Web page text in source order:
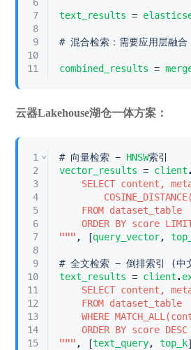
6
7
8
9
10
11
text_results =
# 混合检索：需要应用层融合
combined_results =
云器Lakehouse湖仓一体方案：
1
2
3
4
5
6
7
8
9
10
11
12
13
14
15
⌄ # 向量检索 - HNSW索引
vector_results = client.
SELECT
FROM
ORDER BY score
""" , [query_vector,
# 全文检索 - 倒排索引 (中
text_results = client.
SELECT content,
FROM
WHERE
ORDER BY score
""" , [text_query, top_k